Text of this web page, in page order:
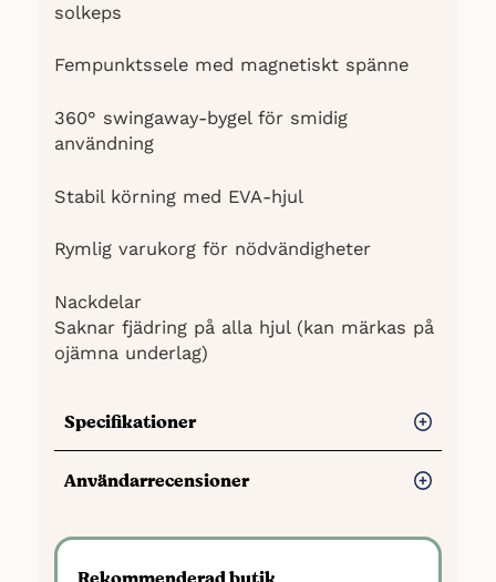
solkeps
Fempunktssele med magnetiskt spänne
360° swingaway-bygel för smidig
användning
Stabil körning med EVA-hjul
Rymlig varukorg för nödvändigheter
Nackdelar
Saknar fjädring på alla hjul (kan märkas på
ojämna underlag)
Specifikationer
Modell: Beemoo Pro Airway Sulky
Användarrecensioner
Mjuk och bekväm att köra